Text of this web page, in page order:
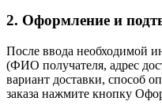
2. Оформление и
После ввода необходимой
(ФИО получателя, адрес
вариант доставки, способ
заказа нажмите кнопку